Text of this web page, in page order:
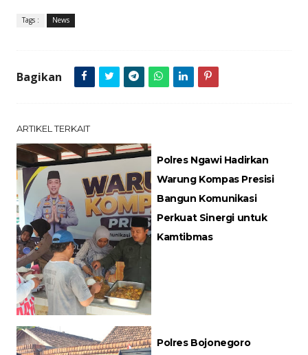
Tags : News
Bagikan
ARTIKEL TERKAIT
Polres Ngawi Hadirkan
Warung Kompas Presisi
Bangun Komunikasi
Perkuat Sinergi untuk
Kamtibmas
Polres Bojonegoro